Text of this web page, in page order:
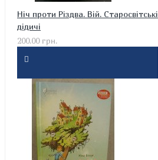
Ніч проти Різдва. Вій. Старосвітські
дідичі
200.00 грн.